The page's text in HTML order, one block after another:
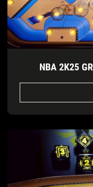
NBA 2K25